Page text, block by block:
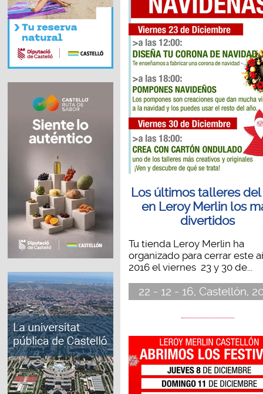
Los últimos talleres
en Leroy Merlin los
divertidos
Tu tienda Leroy Merlin ha
organizado para cerrar este
2016 el viernes 23 y 30 de...
22 - 12 - 16, Castellón,